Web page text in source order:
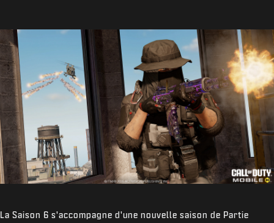
La Saison 6 s'accompagne d'une nouvelle saison de Partie